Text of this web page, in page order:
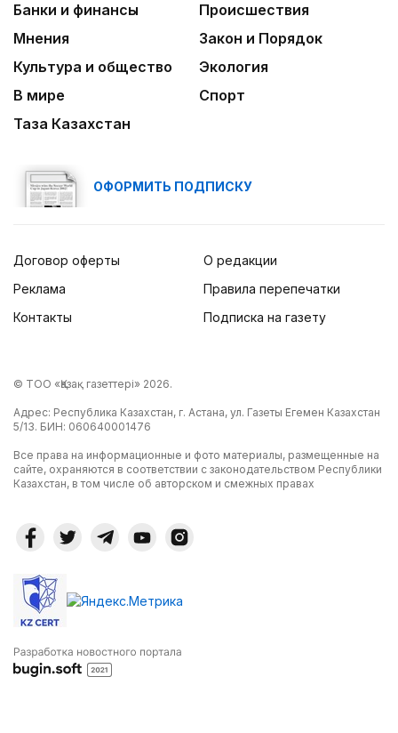
Банки и финансы
Происшествия
Мнения
Закон и Порядок
Культура и общество
Экология
В мире
Спорт
Таза Казахстан
ОФОРМИТЬ ПОДПИСКУ
Договор оферты
Реклама
Контакты
О редакции
Правила перепечатки
Подписка на газету
© ТОО «Қазақ газеттері» 2026.
Адрес: Республика Казахстан, г. Астана, ул. Газеты Егемен Казахстан
5/13. БИН: 060640001476
Все права на информационные и фото материалы, размещенные на
сайте, охраняются в соответствии с законодательством Республики
Казахстан, в том числе об авторском и смежных правах